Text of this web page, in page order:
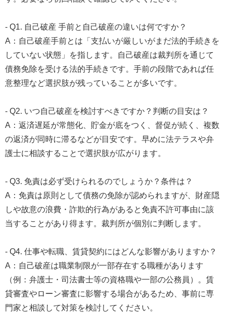
- Q1. 自己破産 手前と自己破産の違いは何ですか？
A：自己破産手前とは「支払いが厳しいがまだ法的手続きを
していない状態」を指します。自己破産は裁判所を通じて
債務免除を受ける法的手続きです。手前の段階であれば任
意整理など選択肢が残っていることが多いです。
- Q2. いつ自己破産を検討すべきですか？判断の目安は？
A：返済遅延が常態化、貯金が底をつく、督促が続く、複数
の返済が同時に滞るなどが目安です。早めに法テラスや弁
護士に相談することで選択肢が広がります。
- Q3. 免責は必ず受けられるのでしょうか？条件は？
A：免責は原則として債務の免除が認められますが、財産隠
しや故意の浪費・詐欺的行為があると免責不許可事由に該
当することがあり得ます。裁判所が個別に判断します。
- Q4. 仕事や転職、賃貸契約にはどんな影響がありますか？
A：自己破産は職業制限が一部存在する職種があります
（例：弁護士・司法書士等の資格職や一部の公務員）。賃
貸審査やローン審査に影響する場合があるため、事前に専
門家と相談して対策を検討してください。